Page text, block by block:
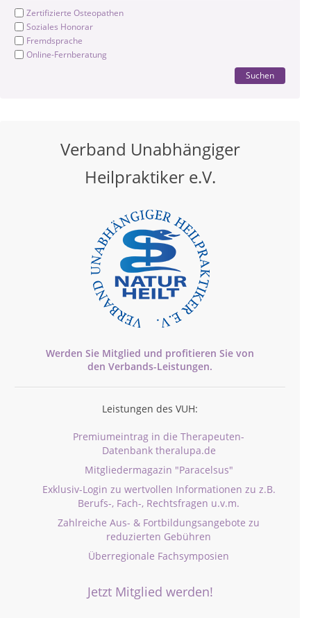
Zertifizierte Osteopathen
Soziales Honorar
Fremdsprache
Online-Fernberatung
Suchen
Verband Unabhängiger
Heilpraktiker e.V.
Werden Sie Mitglied und profitieren Sie von
den Verbands-Leistungen.
Leistungen des VUH:
Premiumeintrag in die Therapeuten-
Datenbank theralupa.de
Mitgliedermagazin "Paracelsus"
Exklusiv-Login zu wertvollen Informationen zu z.B.
Berufs-, Fach-, Rechtsfragen u.v.m.
Zahlreiche Aus- & Fortbildungsangebote zu
reduzierten Gebühren
Überregionale Fachsymposien
Jetzt Mitglied werden!